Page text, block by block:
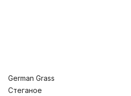
из волокон Tencel и
Mulberry.
GRASS позволяет создать
German Grass
Стеганое